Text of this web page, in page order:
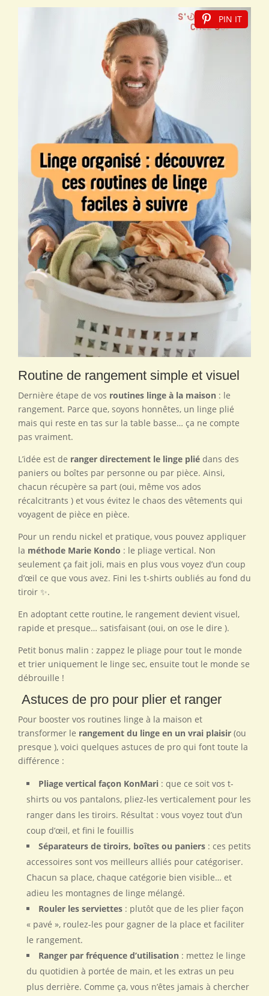
PIN IT
Routine de rangement simple et visuel
Dernière étape de vos routines linge à la maison : le
rangement. Parce que, soyons honnêtes, un linge plié
mais qui reste en tas sur la table basse… ça ne compte
pas vraiment.
L’idée est de ranger directement le linge plié dans des
paniers ou boîtes par personne ou par pièce. Ainsi,
chacun récupère sa part (oui, même vos ados
récalcitrants ) et vous évitez le chaos des vêtements qui
voyagent de pièce en pièce.
Pour un rendu nickel et pratique, vous pouvez appliquer
la méthode Marie Kondo : le pliage vertical. Non
seulement ça fait joli, mais en plus vous voyez d’un coup
d’œil ce que vous avez. Fini les t-shirts oubliés au fond du
tiroir ✨.
En adoptant cette routine, le rangement devient visuel,
rapide et presque… satisfaisant (oui, on ose le dire ).
Petit bonus malin : zappez le pliage pour tout le monde
et trier uniquement le linge sec, ensuite tout le monde se
débrouille !
Astuces de pro pour plier et ranger
Pour booster vos routines linge à la maison et
transformer le rangement du linge en un vrai plaisir (ou
presque ), voici quelques astuces de pro qui font toute la
différence :
Pliage vertical façon KonMari : que ce soit vos t-
shirts ou vos pantalons, pliez-les verticalement pour les
ranger dans les tiroirs. Résultat : vous voyez tout d’un
coup d’œil, et fini le fouillis
Séparateurs de tiroirs, boîtes ou paniers : ces petits
accessoires sont vos meilleurs alliés pour catégoriser.
Chacun sa place, chaque catégorie bien visible… et
adieu les montagnes de linge mélangé.
Rouler les serviettes : plutôt que de les plier façon
« pavé », roulez-les pour gagner de la place et faciliter
le rangement.
Ranger par fréquence d’utilisation : mettez le linge
du quotidien à portée de main, et les extras un peu
plus derrière. Comme ça, vous n’êtes jamais à chercher